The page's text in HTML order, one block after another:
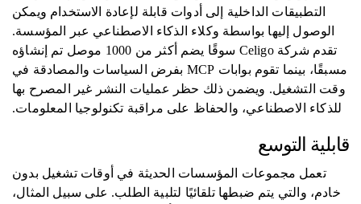
التطبيقات الداخلية إلى أدوات قابلة لإعادة الاستخدام ويمكن
الوصول إليها بواسطة وكلاء الذكاء الاصطناعي عبر المؤسسة.
تقدم شركة Celigo سوقًا يضم أكثر من 1000 موصل تم إنشاؤه
مسبقًا، بينما تقوم بوابات MCP بفرض السياسات والمصادقة في
وقت التشغيل. ويضمن ذلك حظر عمليات النشر غير المصرح بها
للذكاء الاصطناعي، والحفاظ على مراقبة تكنولوجيا المعلومات.
قابلية التوسع
تعمل مجموعات المؤسسات الحديثة في أوقات تشغيل بدون
خادم، والتي يتم ضبطها تلقائيًا لتلبية الطلب. على سبيل المثال،